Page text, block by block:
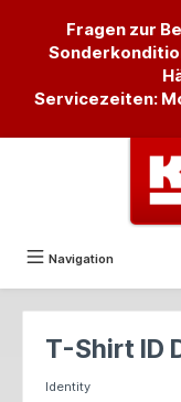
Fragen zur
Servicezeiten:
Navigation
T-Shirt ID
Identity